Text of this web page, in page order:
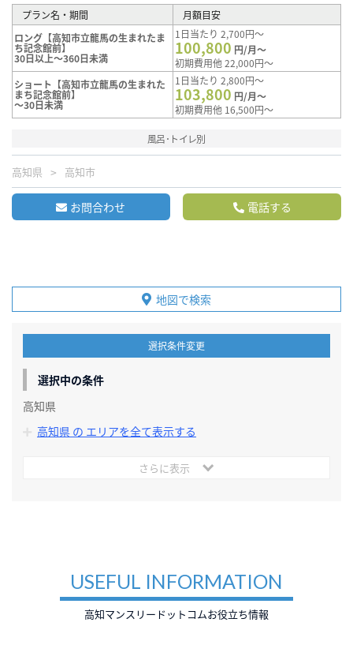
プラン名・期間
月額目安
ロング【高知市立龍馬の生まれたま
ち記念館前】
30日以上～360日未満
1日当たり 2,700円～
100,800 円/月～
初期費用他 22,000円～
ショート【高知市立龍馬の生まれた
まち記念館前】
～30日未満
1日当たり 2,800円～
103,800 円/月～
初期費用他 16,500円～
風呂･トイレ別
高知県 高知市
お問合わせ 電話する
地図で検索
選択条件変更
選択中の条件
高知県
高知県 の エリアを全て表示する
さらに表示
USEFUL INFORMATION
高知マンスリードットコムお役立ち情報